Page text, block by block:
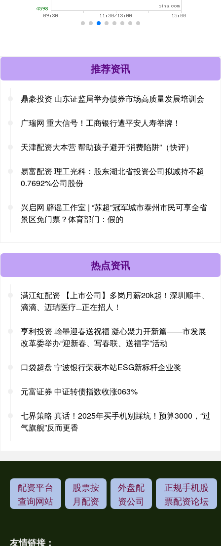
推荐资讯
鼎豪投资 山东证监局举办债券市场高质量发展培训会
广瑞网 重大信号！工商银行遭平安人寿举牌！
天津配资大本营 帮助孩子避开“消费陷阱”（快评）
易富配资 理工光科：股东湖北省投资公司拟减持不超
0.7692%公司股份
兴启网 辟谣工作室 | “苏超”冠军城市泰州市民可享全省
景区免门票？体育部门：假的
热点资讯
满江红配资 【上市公司】多岗月薪20k起！深圳顺丰、
滴滴、迈瑞医疗...正在招人！
亨利投资 翰墨迎春送祝福 凝心聚力开新篇——市发展
改革委举办“迎新春、写春联、送福字”活动
口袋超盘 宁波银行荣获本站ESG新标杆企业奖
元富证券 中证转债指数收涨063%
七界策略 真话！2025年买手机别踩坑！预算3000，“过
气旗舰”反而更香
配资平台
查询网站
股票按
月配资
外盘配
资公司
正规手机股
票配资论坛
友情链接：